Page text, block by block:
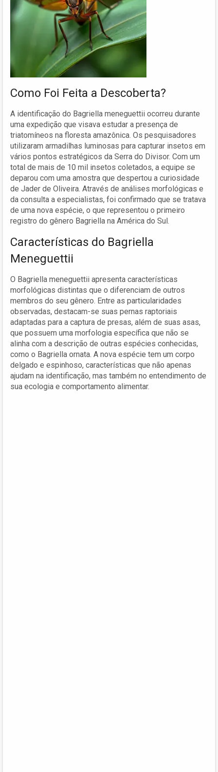
Como Foi Feita a Descoberta?
A identificação do Bagriella meneguettii ocorreu durante
uma expedição que visava estudar a presença de
triatomíneos na floresta amazônica. Os pesquisadores
utilizaram armadilhas luminosas para capturar insetos em
vários pontos estratégicos da Serra do Divisor. Com um
total de mais de 10 mil insetos coletados, a equipe se
deparou com uma amostra que despertou a curiosidade
de Jader de Oliveira. Através de análises morfológicas e
da consulta a especialistas, foi confirmado que se tratava
de uma nova espécie, o que representou o primeiro
registro do gênero Bagriella na América do Sul.
Características do Bagriella
Meneguettii
O Bagriella meneguettii apresenta características
morfológicas distintas que o diferenciam de outros
membros do seu gênero. Entre as particularidades
observadas, destacam-se suas pernas raptoriais
adaptadas para a captura de presas, além de suas asas,
que possuem uma morfologia específica que não se
alinha com a descrição de outras espécies conhecidas,
como o Bagriella ornata. A nova espécie tem um corpo
delgado e espinhoso, características que não apenas
ajudam na identificação, mas também no entendimento de
sua ecologia e comportamento alimentar.